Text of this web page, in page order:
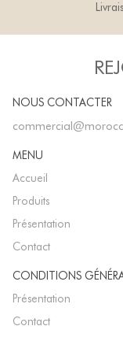
NOUS CONTACTER
MENU
Accueil
Produits
Présentation
Contact
CONDITIONS
Présentation
Contact